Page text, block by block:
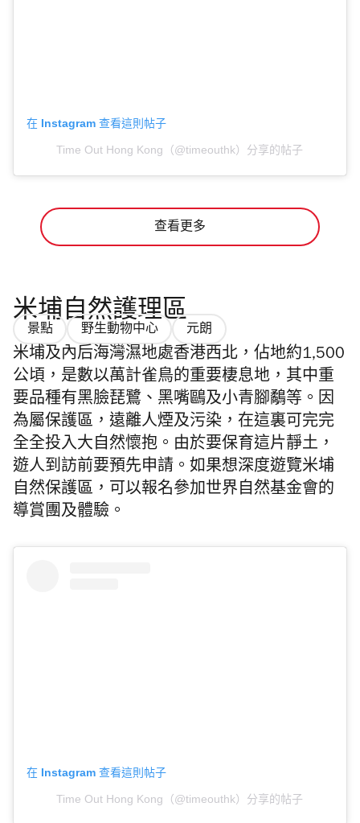
在 Instagram 查看這則帖子
Time Out Hong Kong（@timeouthk）分享的帖子
查看更多
米埔自然護理區
景點 野生動物中心 元朗
米埔及內后海灣濕地處香港西北，佔地約1,500
公頃，是數以萬計雀鳥的重要棲息地，其中重
要品種有黑臉琵鷺、黑嘴鷗及小青腳鷸等。 因
為屬保護區，遠離人煙及污染 ，在這裏可完完
全全投入大自然懷抱。由於要保育這片靜土，
遊人到訪前要預先申請。如果想深度遊覽米埔
自然保護區，可以報名參加世界自然基金會的
導賞團及體驗。
在 Instagram 查看這則帖子
Time Out Hong Kong（@timeouthk）分享的帖子